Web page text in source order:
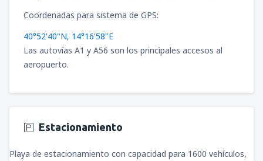
Coordenadas para sistema de GPS:
40°52'40"N, 14°16'58"E
Las autovías A1 y A56 son los principales accesos al
aeropuerto.
Estacionamiento
Playa de estacionamiento con capacidad para 1600 vehículos,